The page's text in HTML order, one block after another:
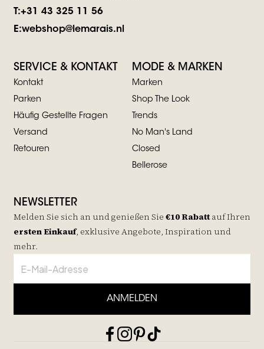
T:+31 43 325 11 56
E:webshop@lemarais.nl
SERVICE & KONTAKT
Kontakt
Parken
Häufig Gestellte Fragen
Versand
Retouren
MODE & MARKEN
Marken
Shop The Look
Trends
No Man's Land
Closed
Bellerose
NEWSLETTER
Melden Sie sich an und genießen Sie €10 Rabatt aufIhren
ersten Einkauf, exklusive Angebote, Inspiration und
mehr.
ANMELDEN